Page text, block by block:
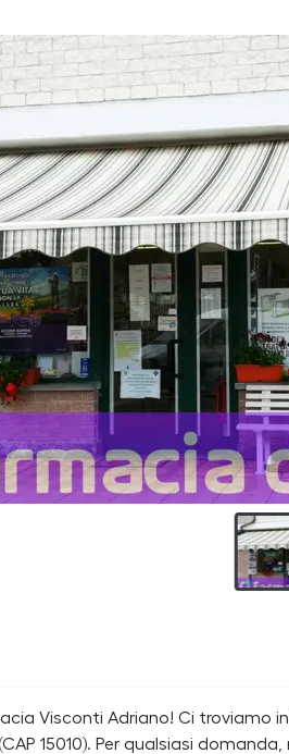
Visconti Adriano! Ci troviamo
15010). Per qualsiasi